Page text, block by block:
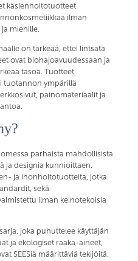
käsienhoitotuotteet
ilman
ja miehille.
on tärkeää, ettei lintsata
ovat biohajoavuudessaan ja
tasoa. Tuotteet
tuotannon ympärillä
painomateriaalit ja
parhaista mahdollisista
ja designia kunnioittaen.
ja ihonhoitotuotteita, jotka
sekä
ilman keinotekoisia
joka puhuttelee käyttäjän
ja ekologiset raaka-aineet,
SEESiä määrittäviä tekijöitä.